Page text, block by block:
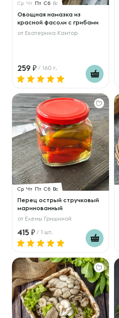
Ср Чт Пт Сб Вс
Овощная намазка из
красной фасоли с грибами
от Екатерина Кантор
259 / 160 г.
Ср Чт Пт Сб Вс
Перец острый стручковый
маринованный
от Елены Гришиной
415 / 1 шт.